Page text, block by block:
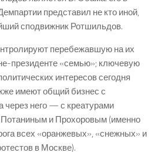
представил не кто иной,
сподвижник Ротшильдов.
перебежавшую на их
президенте «семью»; ключевую
интересов сегодня
имеют общий бизнес с
через него — с креатурами
и Прохоровым (именно
всех «оранжевых», «снежных» и
в Москве).